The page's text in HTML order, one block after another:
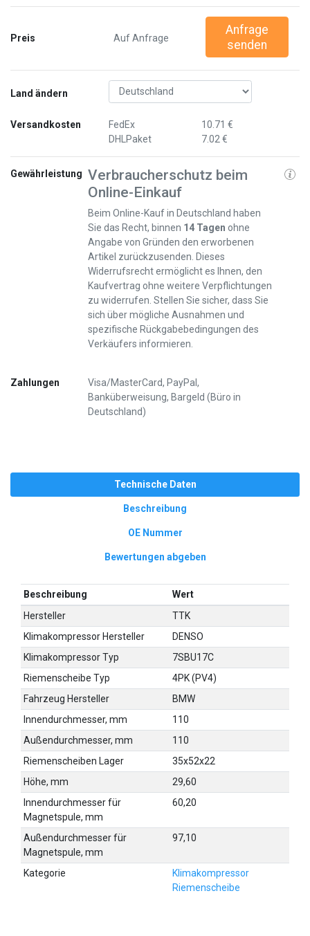
Preis Auf Anfrage
Anfrage
senden
Land ändern
Versandkosten
FedEx
DHLPaket
10.71 €
7.02 €
Gewährleistung Verbraucherschutz beim
Online-Einkauf
Beim Online-Kauf in Deutschland haben
Sie das Recht, binnen 14 Tagen ohne
Angabe von Gründen den erworbenen
Artikel zurückzusenden. Dieses
Widerrufsrecht ermöglicht es Ihnen, den
Kaufvertrag ohne weitere Verpflichtungen
zu widerrufen. Stellen Sie sicher, dass Sie
sich über mögliche Ausnahmen und
spezifische Rückgabebedingungen des
Verkäufers informieren.
Zahlungen
Visa/MasterCard, PayPal,
Banküberweisung, Bargeld (Büro in
Deutschland)
Technische Daten
Beschreibung
OE Nummer
Bewertungen abgeben
Beschreibung
Wert
Hersteller
TTK
Klimakompressor Hersteller
DENSO
Klimakompressor Typ
7SBU17C
Riemenscheibe Typ
4PK (PV4)
Fahrzeug Hersteller
BMW
Innendurchmesser, mm
110
Außendurchmesser, mm
110
Riemenscheiben Lager
35x52x22
Höhe, mm
29,60
Innendurchmesser für
Magnetspule, mm
60,20
Außendurchmesser für
Magnetspule, mm
97,10
Kategorie
Klimakompressor
Riemenscheibe